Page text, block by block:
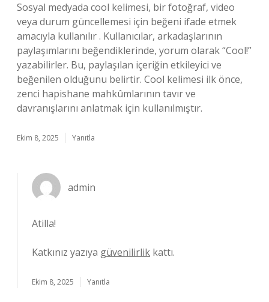
Sosyal medyada cool kelimesi, bir fotoğraf, video
veya durum güncellemesi için beğeni ifade etmek
amacıyla kullanılır . Kullanıcılar, arkadaşlarının
paylaşımlarını beğendiklerinde, yorum olarak “Cool!”
yazabilirler. Bu, paylaşılan içeriğin etkileyici ve
beğenilen olduğunu belirtir. Cool kelimesi ilk önce,
zenci hapishane mahkûmlarının tavır ve
davranışlarını anlatmak için kullanılmıştır.
Ekim 8, 2025 Yanıtla
admin
Atilla!
Katkınız yazıya güvenilirlik kattı.
Ekim 8, 2025 Yanıtla